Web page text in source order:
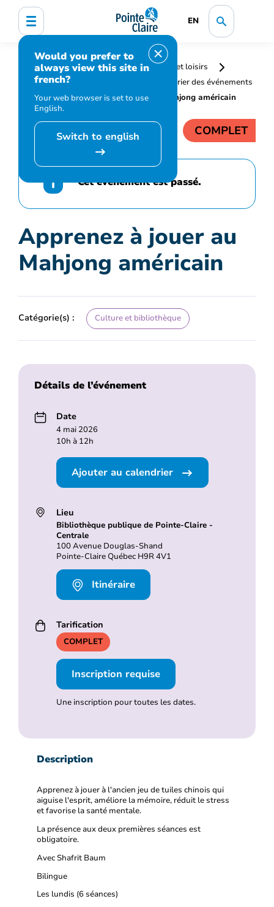
EN
Would you prefer to
always view this site in
french?
Your web browser is set to use
English.
Switch to english
Accueil
Bibliothèque, culture, sports et loisirs
Programmation et inscription
Calendrier des événements
et activités
Apprenez à jouer au Mahjong américain
COMPLET
Cet événement est passé.
Apprenez à jouer au
Mahjong américain
Catégorie(s) : Culture et bibliothèque
Détails de l’événement
Date
4 mai 2026
10h à 12h
Ajouter au calendrier
Lieu
Bibliothèque publique de Pointe-Claire -
Centrale
100 Avenue Douglas-Shand
Pointe-Claire Québec H9R 4V1
Itinéraire
Tarification
COMPLET
Inscription requise
Une inscription pour toutes les dates.
Description
Apprenez à jouer à l'ancien jeu de tuiles chinois qui
aiguise l'esprit, améliore la mémoire, réduit le stress
et favorise la santé mentale.
La présence aux deux premières séances est
obligatoire.
Avec Shafrit Baum
Bilingue
Les lundis (6 séances)